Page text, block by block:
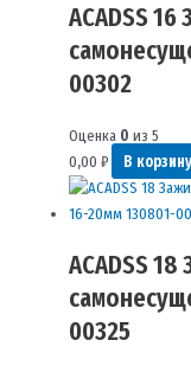
ACADSS
00302
Оценка 0 из 5
0,00 ₽ В корзину
ACADSS
00325